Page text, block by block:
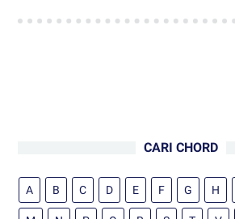
CARI CHORD
A B C D E F G H